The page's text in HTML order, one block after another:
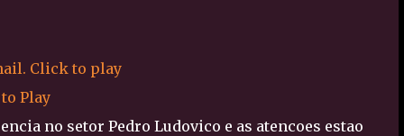
Play
no setor Pedro Ludovico e as atencoes estao